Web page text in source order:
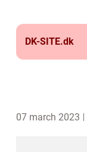
DK-SITE.dk
07 march 2023